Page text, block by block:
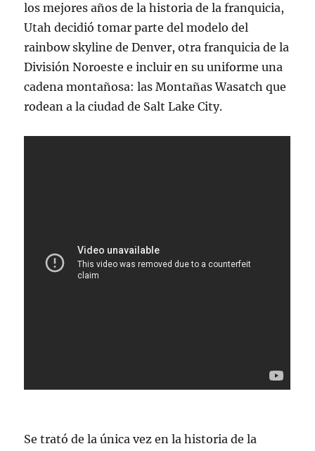
los mejores años de la historia de la franquicia,
Utah decidió tomar parte del modelo del
rainbow skyline de Denver, otra franquicia de la
División Noroeste e incluir en su uniforme una
cadena montañosa: las Montañas Wasatch que
rodean a la ciudad de Salt Lake City.
Se trató de la única vez en la historia de la